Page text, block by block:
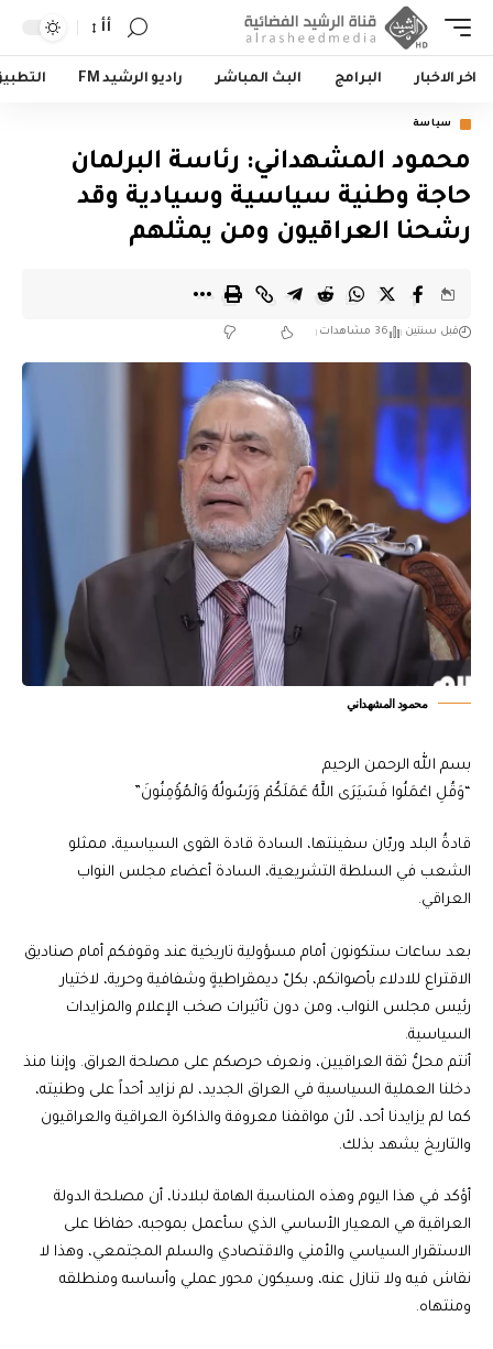
أأ
اخر الاخبار البرامج البث المباشر راديو الرشيد FM
سياسة
محمود المشهداني: رئاسة البرلمان
حاجة وطنية سياسية وسيادية وقد
رشحنا العراقيون ومن يمثلهم
قبل سنتين 36 مشاهدات
محمود المشهداني
بسم الله الرحمن الرحيم
“وَقُلِ اعْمَلُوا فَسَيَرَى اللَّهُ عَمَلَكُمْ وَرَسُولُهُ وَالْمُؤْمِنُونَ”
قادةُ البلد وربّان سفينتها، السادة قادة القوى السياسية، ممثلو
الشعب في السلطة التشريعية، السادة أعضاء مجلس النواب
العراقي.
بعد ساعات ستكونون أمام مسؤولية تاريخية عند وقوفكم أمام صناديق
الاقتراع للادلاء بأصواتكم، بكلّ ديمقراطيةٍ وشفافية وحرية، لاختيار
رئيس مجلس النواب، ومن دون تأثيرات صخب الإعلام والمزايدات
السياسية.
أنتم محلُّ ثقة العراقيين، ونعرف حرصكم على مصلحة العراق. وإننا منذ
دخلنا العملية السياسية في العراق الجديد، لم نزايد أحداً على وطنيته،
كما لم يزايدنا أحد، لأن مواقفنا معروفة والذاكرة العراقية والعراقيون
والتاريخ يشهد بذلك.
أؤكد في هذا اليوم وهذه المناسبة الهامة لبلادنا، أن مصلحة الدولة
العراقية هي المعيار الأساسي الذي سأعمل بموجبه، حفاظا على
الاستقرار السياسي والأمني والاقتصادي والسلم المجتمعي، وهذا لا
نقاش فيه ولا تنازل عنه، وسيكون محور عملي وأساسه ومنطلقه
ومنتهاه.